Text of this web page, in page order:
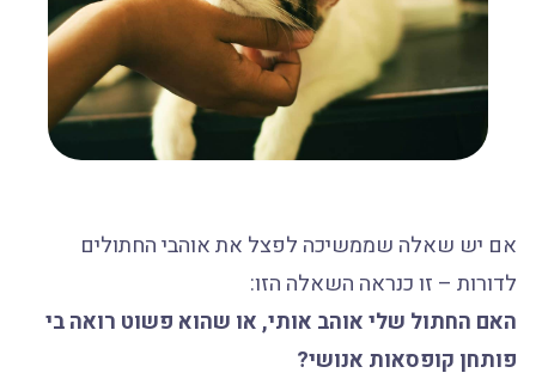
אם יש שאלה שממשיכה לפצל את אוהבי החתולים
לדורות – זו כנראה השאלה הזו:
האם החתול שלי אוהב אותי, או שהוא פשוט רואה בי
פותחן קופסאות אנושי?